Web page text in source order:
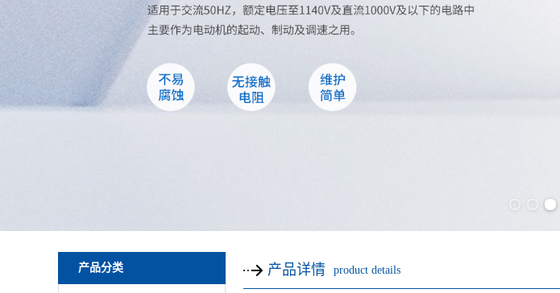
产品分类 产品详情 product details